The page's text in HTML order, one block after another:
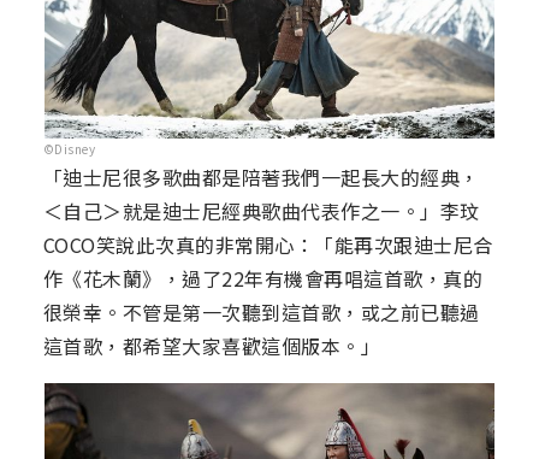
©Disney
「迪士尼很多歌曲都是陪著我們一起長大的經典，
＜自己＞就是迪士尼經典歌曲代表作之一。」李玟
COCO笑說此次真的非常開心：「能再次跟迪士尼合
作《花木蘭》，過了22年有機會再唱這首歌，真的
很榮幸。不管是第一次聽到這首歌，或之前已聽過
這首歌，都希望大家喜歡這個版本。」